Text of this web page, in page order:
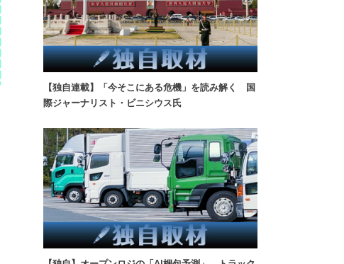
【独自連載】「今そこにある危機」を読み解く 国
際ジャーナリスト・ビニシウス氏